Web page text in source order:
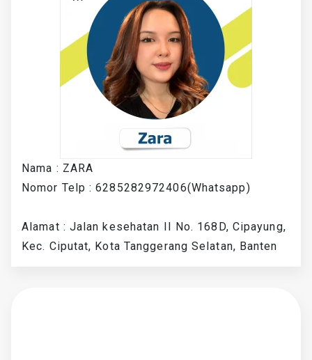
Nama : ZARA
Nomor Telp : 6285282972406(Whatsapp)
Alamat : Jalan kesehatan II No. 168D, Cipayung,
Kec. Ciputat, Kota Tanggerang Selatan, Banten